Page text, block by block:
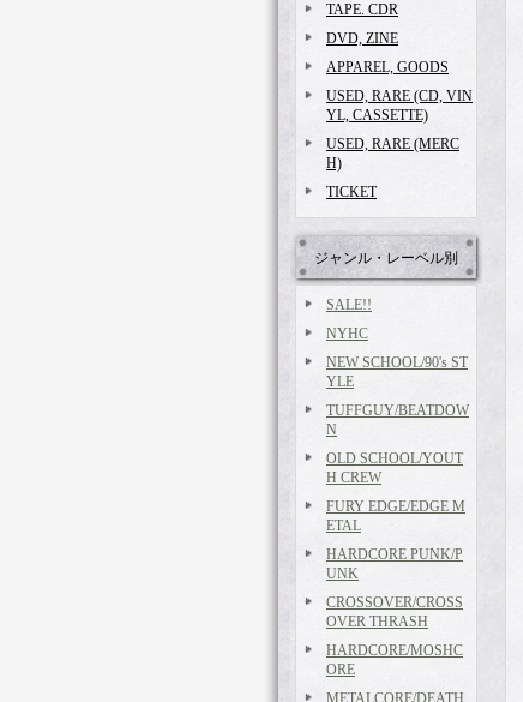
TAPE. CDR
DVD, ZINE
APPAREL, GOODS
USED, RARE (CD, VIN
YL, CASSETTE)
USED, RARE (MERC
H)
TICKET
ジャンル・レーベル別
SALE!!
NYHC
NEW SCHOOL/90's ST
YLE
TUFFGUY/BEATDOW
N
OLD SCHOOL/YOUT
H CREW
FURY EDGE/EDGE M
ETAL
HARDCORE PUNK/P
UNK
CROSSOVER/CROSS
OVER THRASH
HARDCORE/MOSHC
ORE
METALCORE/DEATH